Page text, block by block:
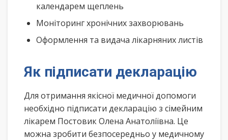
календарем щеплень
Моніторинг хронічних захворювань
Оформлення та видача лікарняних листів
Як підписати декларацію
Для отримання якісної медичної допомоги
необхідно підписати декларацію з сімейним
лікарем Постовик Олена Анатоліївна. Це
можна зробити безпосередньо у медичному